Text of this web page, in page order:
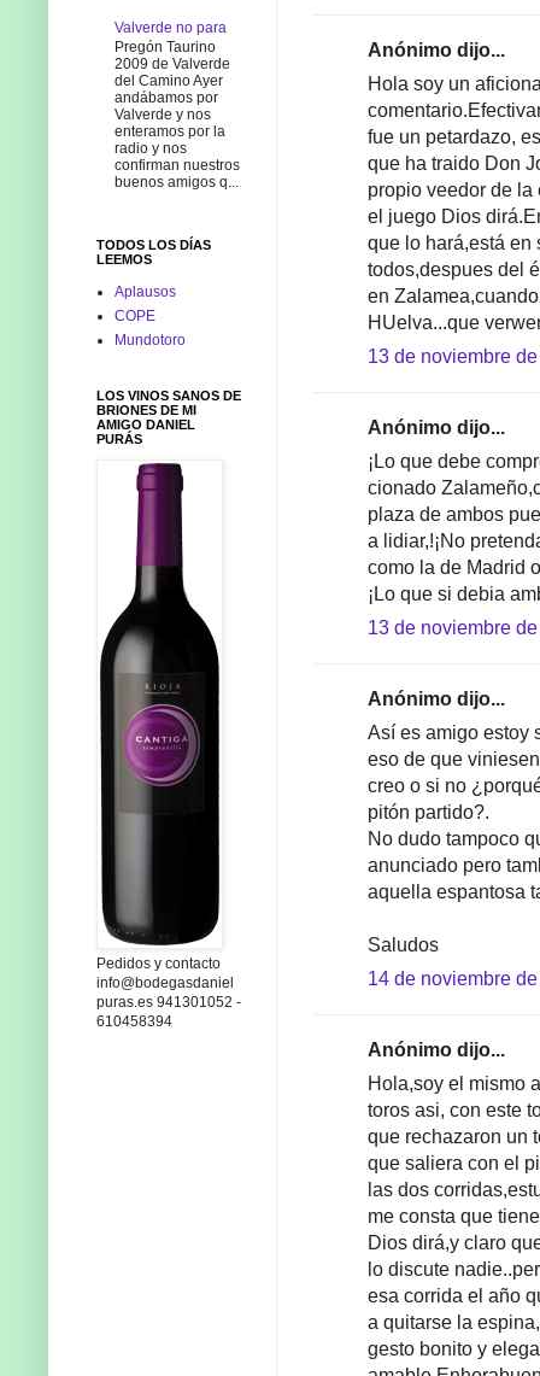
Anónimo dijo...
Hola soy un
fue un petardazo,
que ha traido Don
propio veedor de
el juego Dios
que lo hará,está en
todos,despues del
en
HUelva...que
13 de noviembre
Anónimo dijo...
¡Lo que debe
cionado
plaza de ambos
a lidiar,!¡No
como la de Madrid
¡Lo que si debia
13 de noviembre
Anónimo dijo...
Así es amigo estoy
eso de que
creo o si no
pitón partido?.
No dudo tampoco
anunciado pero
aquella espantosa
Saludos
14 de noviembre
Anónimo dijo...
Hola,soy el mismo
toros asi, con este
que rechazaron un
que saliera con el
las dos
me consta que
Dios dirá,y claro
lo discute
esa corrida el año
a quitarse la
gesto bonito y
Valverde no para
Pregón Taurino
2009 de Valverde
del Camino Ayer
andábamos por
Valverde y nos
enteramos por la
radio y nos
confirman nuestros
buenos amigos q...
TODOS LOS DÍAS
LEEMOS
Aplausos
COPE
Mundotoro
LOS VINOS SANOS DE
BRIONES DE MI
AMIGO DANIEL
PURÁS
Pedidos y contacto
info@bodegasdaniel
puras.es 941301052 -
610458394